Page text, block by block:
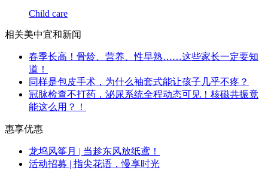
Child care
相关美中宜和新闻
春季长高！骨龄、营养、性早熟……这些家长一定要知
道！
同样是包皮手术，为什么袖套式能让孩子几乎不疼？
冠脉检查不打药，泌尿系统全程动态可见！核磁共振竟
能这么用？！
惠享优惠
龙坞风筝月 | 当趁东风放纸鸢！
活动招募 | 指尖花语，慢享时光